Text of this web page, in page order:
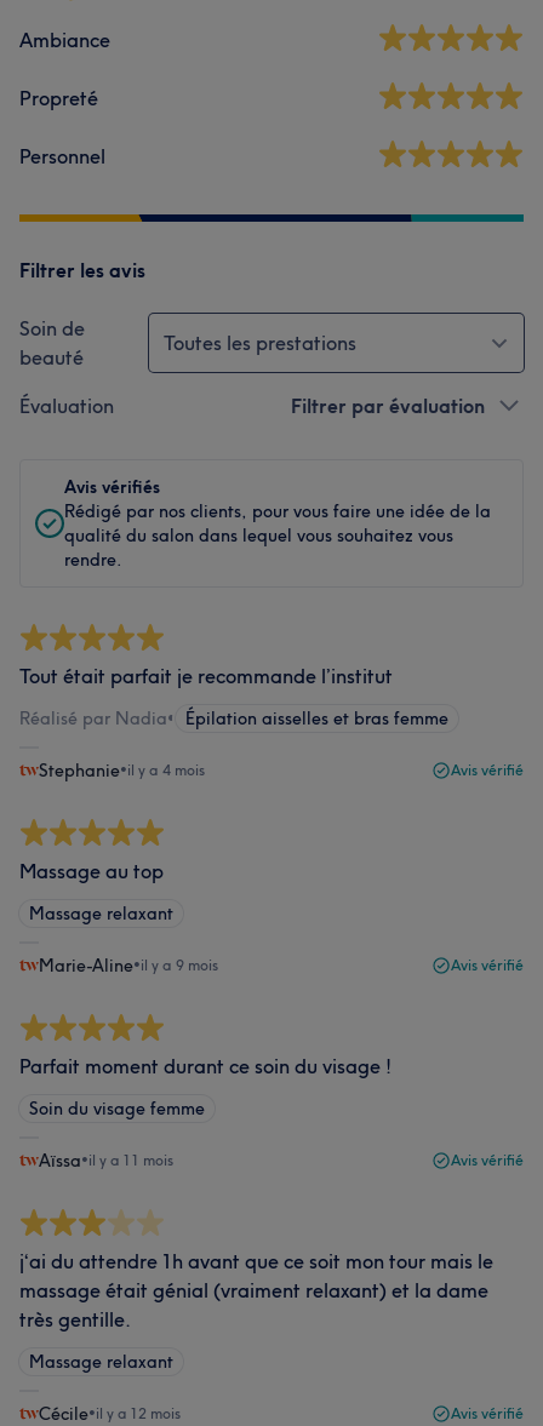
Ambiance
Propreté
Personnel
Filtrer les avis
Soin de
beauté
Toutes les prestations
Évaluation Filtrer par évaluation
Avis vérifiés
Rédigé par nos clients, pour vous faire une idée de la
qualité du salon dans lequel vous souhaitez vous
rendre.
Tout était parfait je recommande l’institut
Réalisé par Nadia• Épilation aisselles et bras femme
Stephanie•il y a 4 mois Avis vérifié
Massage au top
Massage relaxant
Marie-Aline•il y a 9 mois Avis vérifié
Parfait moment durant ce soin du visage !
Soin du visage femme
Aïssa•il y a 11 mois Avis vérifié
j‘ai du attendre 1h avant que ce soit mon tour mais le
massage était génial (vraiment relaxant) et la dame
très gentille.
Massage relaxant
Cécile•il y a 12 mois Avis vérifié